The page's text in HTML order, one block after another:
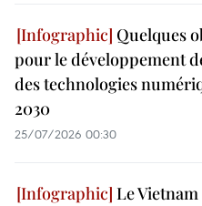
Quelques
pour le développement
des technologies
2030
25/07/2026 00:30
Le Vietnam